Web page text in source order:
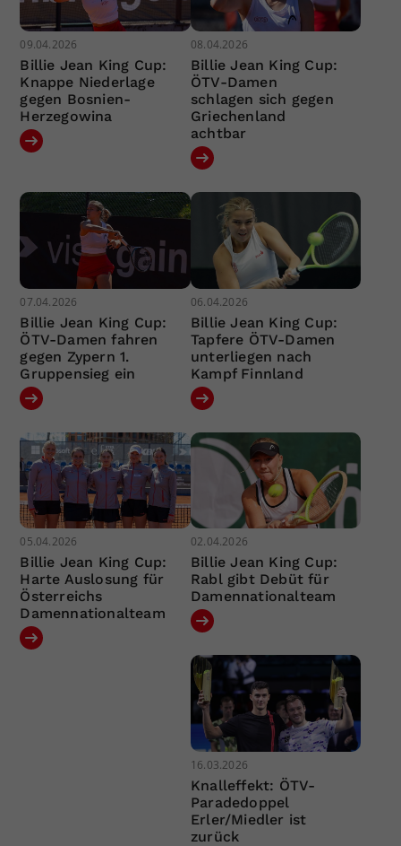
09.04.2026
Billie Jean King Cup:
Knappe Niederlage
gegen Bosnien-
Herzegowina
08.04.2026
Billie Jean King Cup:
ÖTV-Damen
schlagen sich gegen
Griechenland
achtbar
07.04.2026
Billie Jean King Cup:
ÖTV-Damen fahren
gegen Zypern 1.
Gruppensieg ein
06.04.2026
Billie Jean King Cup:
Tapfere ÖTV-Damen
unterliegen nach
Kampf Finnland
05.04.2026
Billie Jean King Cup:
Harte Auslosung für
Österreichs
Damennationalteam
02.04.2026
Billie Jean King Cup:
Rabl gibt Debüt für
Damennationalteam
16.03.2026
Knalleffekt: ÖTV-
Paradedoppel
Erler/Miedler ist
zurück